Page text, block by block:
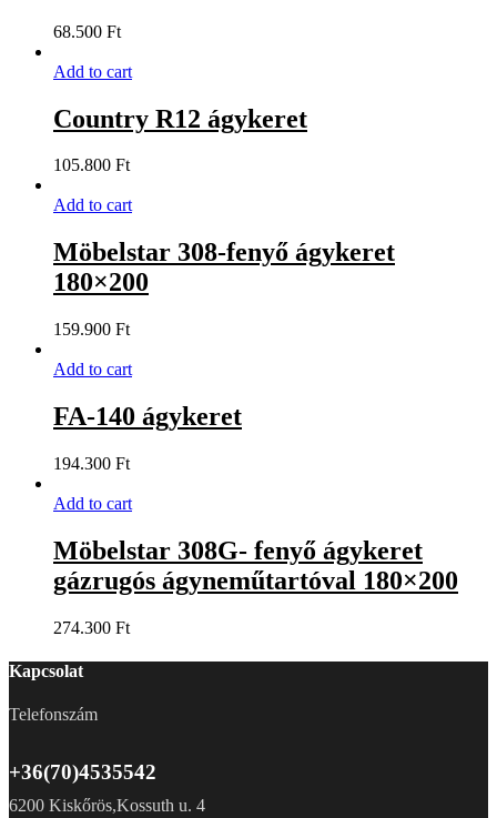
68.500 Ft
Add to cart
Country R12 ágykeret
105.800 Ft
Add to cart
Möbelstar 308-fenyő ágykeret
180×200
159.900 Ft
Add to cart
FA-140 ágykeret
194.300 Ft
Add to cart
Möbelstar 308G- fenyő ágykeret
gázrugós ágyneműtartóval 180×200
274.300 Ft
Kapcsolat
Telefonszám
+36(70)4535542
6200 Kiskőrös,Kossuth u. 4